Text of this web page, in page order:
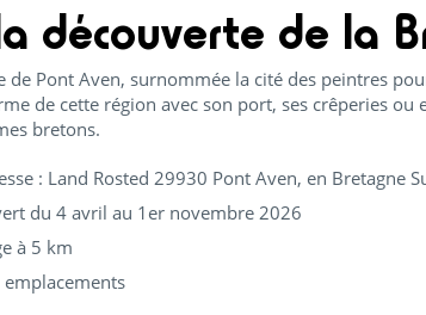
découverte de la
de Pont Aven, surnommée la cité des peintres
de cette région avec son port, ses crêperies
bretons.
: Land Rosted 29930 Pont Aven, en Bretagne
du 4 avril au 1er novembre 2026
à 5 km